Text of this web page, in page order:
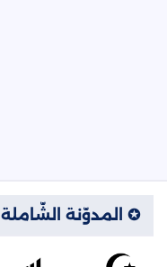
✪ المدوّنة الشّاملة